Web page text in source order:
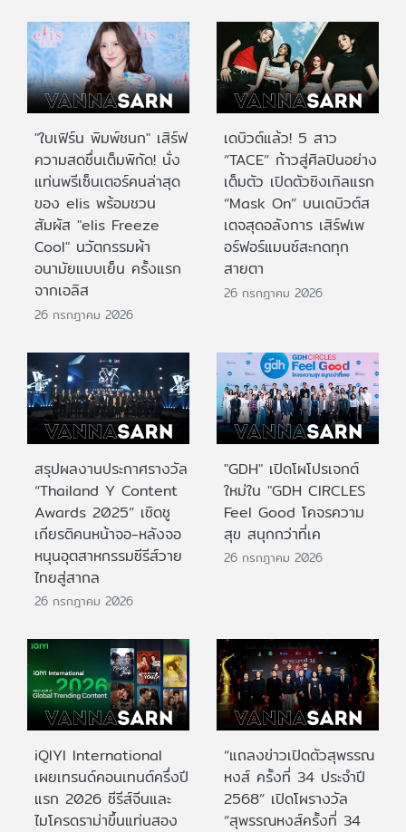
"ใบเฟิร์น พิมพ์ชนก" เสิร์ฟ
ความสดชื่นเต็มพิกัด! นั่ง
แท่นพรีเซ็นเตอร์คนล่าสุด
ของ elis พร้อมชวน
สัมผัส "elis Freeze
Cool" นวัตกรรมผ้า
อนามัยแบบเย็น ครั้งแรก
จากเอลิส
26 กรกฎาคม 2026
เดบิวต์แล้ว! 5 สาว
“TACE” ก้าวสู่ศิลปินอย่าง
เต็มตัว เปิดตัวซิงเกิลแรก
“Mask On” บนเดบิวต์ส
เตจสุดอลังการ เสิร์ฟเพ
อร์ฟอร์แมนซ์สะกดทุก
สายตา
26 กรกฎาคม 2026
สรุปผลงานประกาศรางวัล
“Thailand Y Content
Awards 2025” เชิดชู
เกียรติคนหน้าจอ-หลังจอ
หนุนอุตสาหกรรมซีรีส์วาย
ไทยสู่สากล
26 กรกฎาคม 2026
"GDH" เปิดโผโปรเจกต์
ใหม่ใน "GDH CIRCLES
Feel Good โคจรความ
สุข สนุกกว่าที่เค
26 กรกฎาคม 2026
iQIYI International
เผยเทรนด์คอนเทนต์ครึ่งปี
แรก 2026 ซีรีส์จีนและ
ไมโครดราม่าขึ้นแท่นสอง
“แถลงข่าวเปิดตัวสุพรรณ
หงส์ ครั้งที่ 34 ประจำปี
2568” เปิดโผรางวัล
“สุพรรณหงส์ครั้งที่ 34